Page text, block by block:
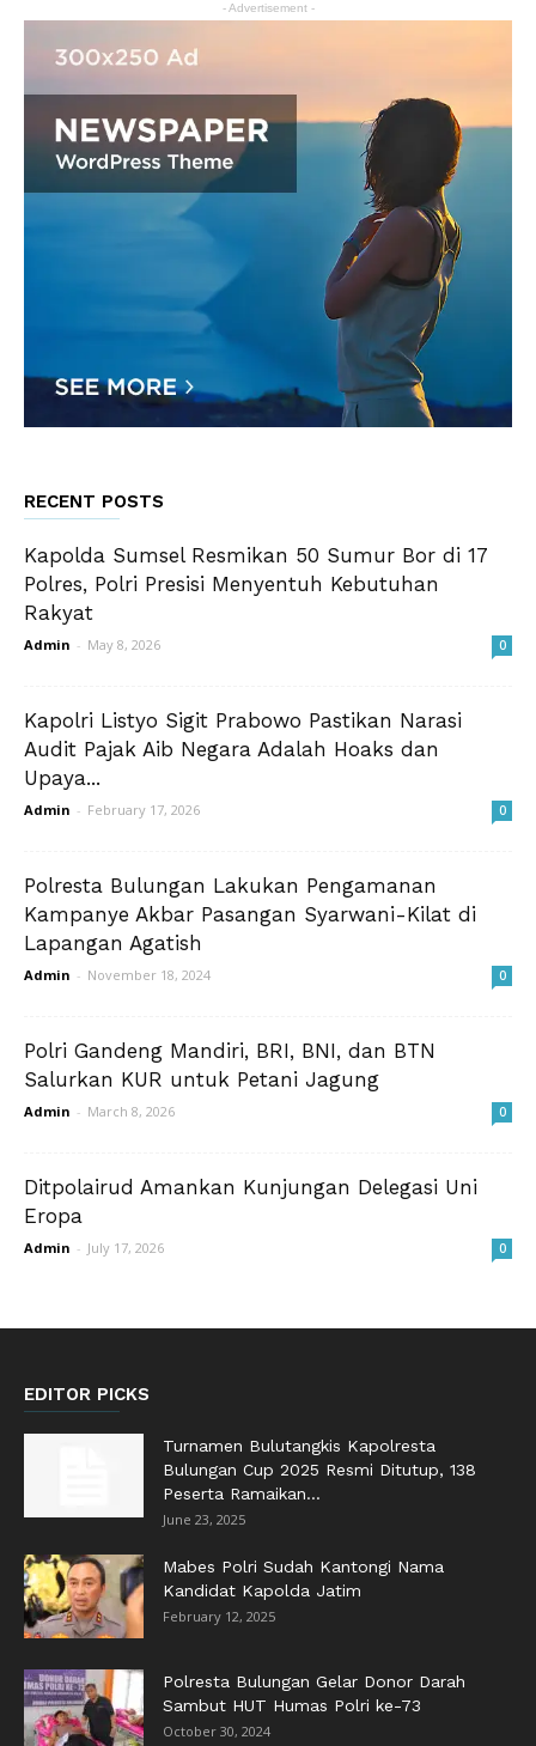
- Advertisement -
RECENT POSTS
Kapolda Sumsel Resmikan 50 Sumur Bor di 17
Polres, Polri Presisi Menyentuh Kebutuhan
Rakyat
Admin - May 8, 2026 0
Kapolri Listyo Sigit Prabowo Pastikan Narasi
Audit Pajak Aib Negara Adalah Hoaks dan
Upaya...
Admin - February 17, 2026 0
Polresta Bulungan Lakukan Pengamanan
Kampanye Akbar Pasangan Syarwani-Kilat di
Lapangan Agatish
Admin - November 18, 2024 0
Polri Gandeng Mandiri, BRI, BNI, dan BTN
Salurkan KUR untuk Petani Jagung
Admin - March 8, 2026 0
Ditpolairud Amankan Kunjungan Delegasi Uni
Eropa
Admin - July 17, 2026 0
EDITOR PICKS
Turnamen Bulutangkis Kapolresta
Bulungan Cup 2025 Resmi Ditutup, 138
Peserta Ramaikan...
June 23, 2025
Mabes Polri Sudah Kantongi Nama
Kandidat Kapolda Jatim
February 12, 2025
Polresta Bulungan Gelar Donor Darah
Sambut HUT Humas Polri ke-73
October 30, 2024